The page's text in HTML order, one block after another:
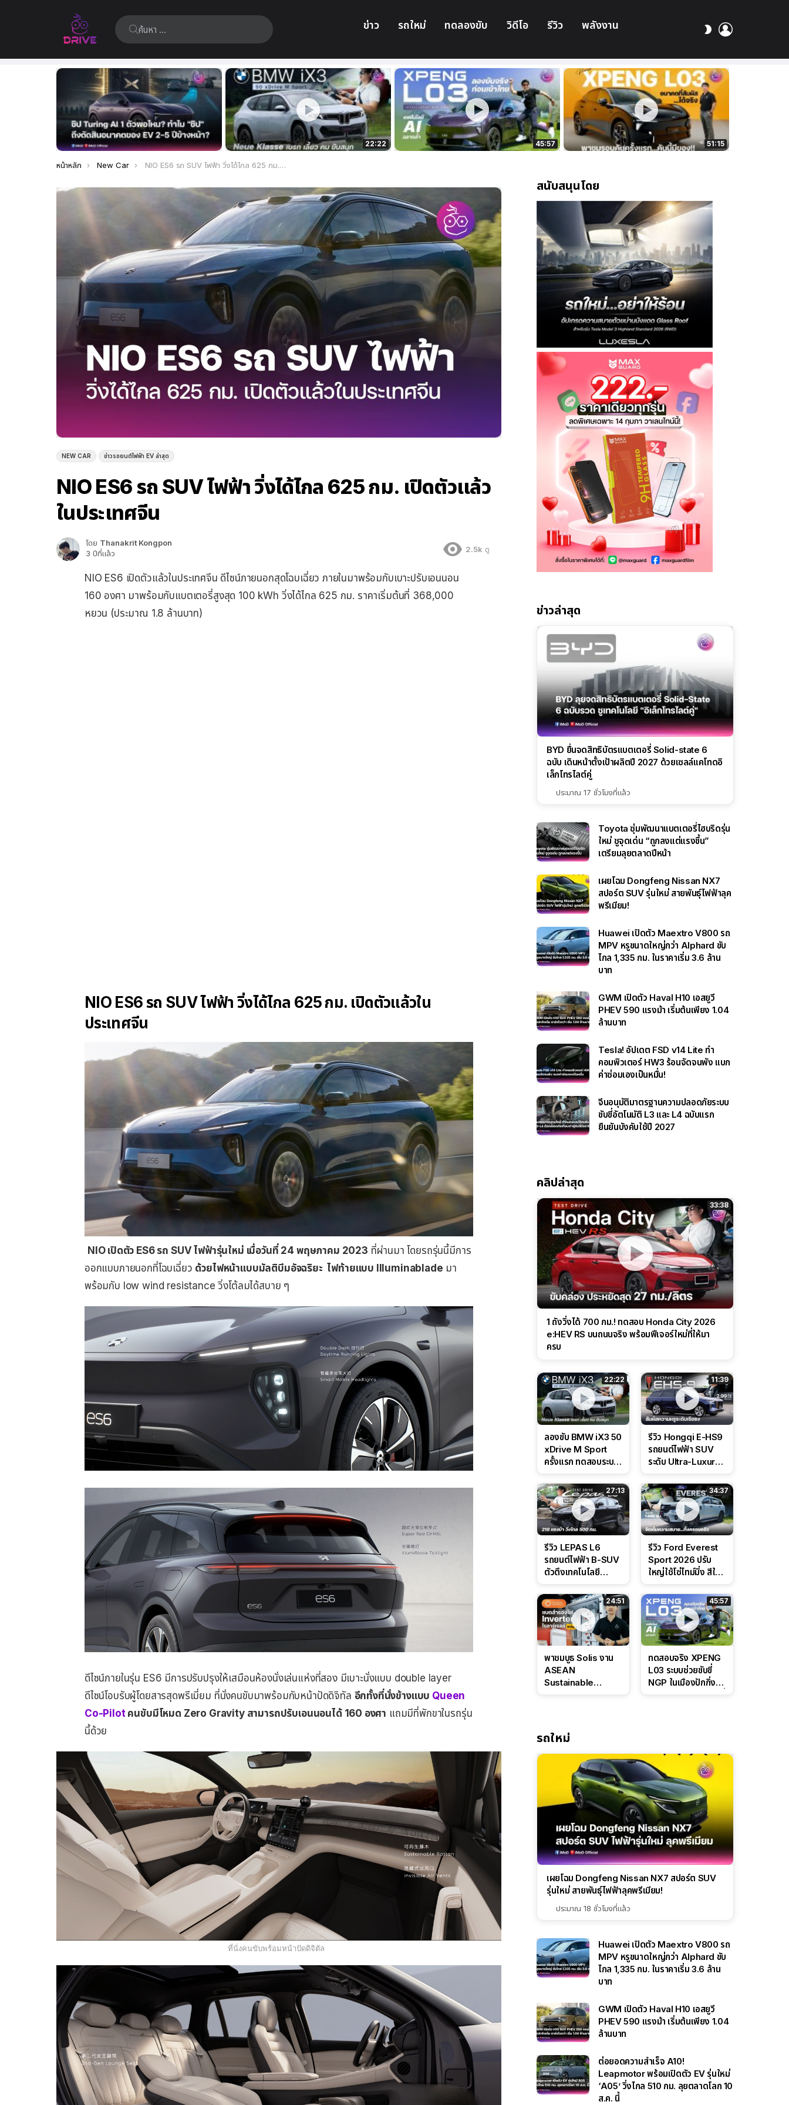
ค้นหา: ข่าว รถใหม่ ทดลองขับ วิดีโอ รีวิว พลังงาน
สลับ
เรื่อง
ล่าสุด
22:22 45:57 51:15
คุณอยู่ที่นี่:
หน้าหลัก New Car NIO ES6 รถ SUV ไฟฟ้า วิ่งได้ไกล 625 กม. เปิดตัวแล้วในประเทศจีน
NEW CAR ข่าวรถยนต์ไฟฟ้า EV ล่าสุด
NIO ES6 รถ SUV ไฟฟ้า วิ่งได้ไกล 625 กม. เปิดตัวแล้ว
ในประเทศจีน
โดย Thanakrit Kongpon
3 ปีที่แล้ว
2.5k ดู
NIO ES6 เปิดตัวแล้วในประเทศจีน ดีไซน์ภายนอกสุดโฉบเฉี่ยว ภายในมาพร้อมกับเบาะปรับเอนนอน
160 องศา มาพร้อมกับแบตเตอรี่สูงสุด 100 kWh วิ่งได้ไกล 625 กม. ราคาเริ่มต้นที่ 368,000
หยวน (ประมาณ 1.8 ล้านบาท)
NIO ES6 รถ SUV ไฟฟ้า วิ่งได้ไกล 625 กม. เปิดตัวแล้วใน
ประเทศจีน
NIO เปิดตัว ES6 รถ SUV ไฟฟ้ารุ่นใหม่ เมื่อวันที่ 24 พฤษภาคม 2023 ที่ผ่านมา โดยรถรุ่นนี้มีการ
ออกแบบภายนอกที่โฉบเฉี่ยว ด้วยไฟหน้าแบบมัลติบีมอัจฉริยะ ไฟท้ายแบบ Illuminablade มา
พร้อมกับ low wind resistance วิ่งโต้ลมได้สบาย ๆ
ดีไซน์ภายในรุ่น ES6 มีการปรับปรุงให้เสมือนห้องนั่งเล่นแห่งที่สอง มีเบาะนั่งแบบ double layer
ดีไซน์โอบรับผู้โดยสารสุดพรีเมี่ยม ที่นั่งคนขับมาพร้อมกับหน้าปัดดิจิทัล อีกทั้งที่นั่งข้างแบบ Queen
Co-Pilot คนขับมีโหมด Zero Gravity สามารถปรับเอนนอนได้ 160 องศา แถมมีที่พักขาในรถรุ่น
นี้ด้วย
ที่นั่งคนขับพร้อมหน้าปัดดิจิตัล
สนับสนุนโดย
ข่าวล่าสุด
BYD ยื่นจดสิทธิบัตรแบตเตอรี่ Solid-state 6
ฉบับ เดินหน้าตั้งเป้าผลิตปี 2027 ด้วยเซลล์แคโทดอิ
เล็กโทรไลต์คู่
ประมาณ 17 ชั่วโมงที่แล้ว
Toyota ซุ่มพัฒนาแบตเตอรี่ไฮบริดรุ่น
ใหม่ ชูจุดเด่น “ถูกลงแต่แรงขึ้น”
เตรียมลุยตลาดปีหน้า
เผยโฉม Dongfeng Nissan NX7
สปอร์ต SUV รุ่นใหม่ สายพันธุ์ไฟฟ้าลุค
พรีเมียม!
Huawei เปิดตัว Maextro V800 รถ
MPV หรูขนาดใหญ่กว่า Alphard ขับ
ไกล 1,335 กม. ในราคาเริ่ม 3.6 ล้าน
บาท
GWM เปิดตัว Haval H10 เอสยูวี
PHEV 590 แรงม้า เริ่มต้นเพียง 1.04
ล้านบาท
Tesla! อัปเดต FSD v14 Lite ทำ
คอมพิวเตอร์ HW3 ร้อนจัดจนพัง แบก
ค่าซ่อมเองเป็นหมื่น!
จีนอนุมัติมาตรฐานความปลอดภัยระบบ
ขับขี่อัตโนมัติ L3 และ L4 ฉบับแรก
ยืนยันบังคับใช้ปี 2027
คลิปล่าสุด
33:38
1 ถังวิ่งได้ 700 กม.! ทดสอบ Honda City 2026
e:HEV RS บนถนนจริง พร้อมฟีเจอร์ใหม่ที่ให้มา
ครบ
22:22
ลองขับ BMW iX3 50
xDrive M Sport
ครั้งแรก ทดสอบระบบ
Performance แบบ
จัดเต็มในสนาม
11:39
รีวิว Hongqi E-HS9
รถยนต์ไฟฟ้า SUV
ระดับ Ultra-Luxury
CDC นุ่มหนึบเหนือ
ระดับ
27:13
รีวิว LEPAS L6
รถยนต์ไฟฟ้า B-SUV
ตัวตึงเทคโนโลยี
ล่างหนึบ ลุ้นราคา 7
แสนต้น
34:37
รีวิว Ford Everest
Sport 2026 ปรับ
ใหญ่ใช้โซ่ไทม์มิ่ง สีใหม่
ดุดันสไตล์ครอบครัว
สายลุย
24:51
พาชมบูธ Solis งาน
ASEAN
Sustainable
IntelliHouse และ
EverCORE โซลูชัน
ESS ครบวงจร
45:57
ทดสอบจริง XPENG
L03 ระบบช่วยขับขี่
NGP ในเมืองปักกิ่ง
รถใหม่
เผยโฉม Dongfeng Nissan NX7 สปอร์ต SUV
รุ่นใหม่ สายพันธุ์ไฟฟ้าลุคพรีเมียม!
ประมาณ 18 ชั่วโมงที่แล้ว
Huawei เปิดตัว Maextro V800 รถ
MPV หรูขนาดใหญ่กว่า Alphard ขับ
ไกล 1,335 กม. ในราคาเริ่ม 3.6 ล้าน
บาท
GWM เปิดตัว Haval H10 เอสยูวี
PHEV 590 แรงม้า เริ่มต้นเพียง 1.04
ล้านบาท
ต่อยอดความสำเร็จ A10!
Leapmotor พร้อมเปิดตัว EV รุ่นใหม่
‘A05’ วิ่งไกล 510 กม. ลุยตลาดโลก 10
ส.ค. นี้